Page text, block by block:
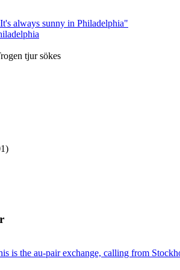
is the au-pair exchange, calling from